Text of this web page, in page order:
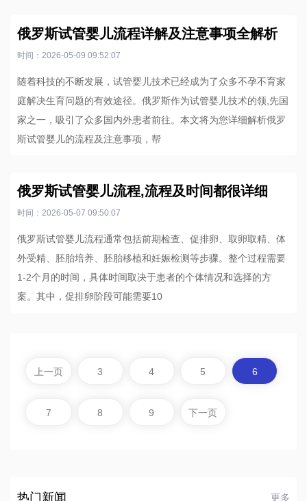
俄罗斯试管婴儿流程详解及注意事项全解析
时间：2026-05-09 09:52:07
随着科技的不断发展，试管婴儿技术已经成为了众多不孕不育家
庭解决生育问题的有效途径。俄罗斯作为试管婴儿技术的领,先国
家之一，吸引了众多国内外患者前往。本文将为您详细解析俄罗
斯试管婴儿的流程及注意事项，帮
俄罗斯试管婴儿流程,流程及时间都很详细
时间：2026-05-07 09:50:07
俄罗斯试管婴儿流程通常包括前期检查、促排卵、取卵取精、体
外受精、胚胎培养、胚胎移植和妊娠检测等步骤。整个过程需要
1-2个月的时间，具体时间取决于患者的个体情况和选择的方
案。其中，促排卵阶段可能需要10
上一页 3 4 5 6
7 8 9 下一页
热门新闻 更多